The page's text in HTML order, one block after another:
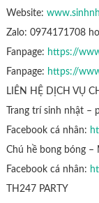
Website:
Zalo: 0974171708
Fanpage: https://
Fanpage: https://
LIÊN HỆ DỊCH VỤ
Trang trí sinh nhật
Facebook cá nhân:
Chú hề bong bóng –
Facebook cá nhân:
TH247 PARTY